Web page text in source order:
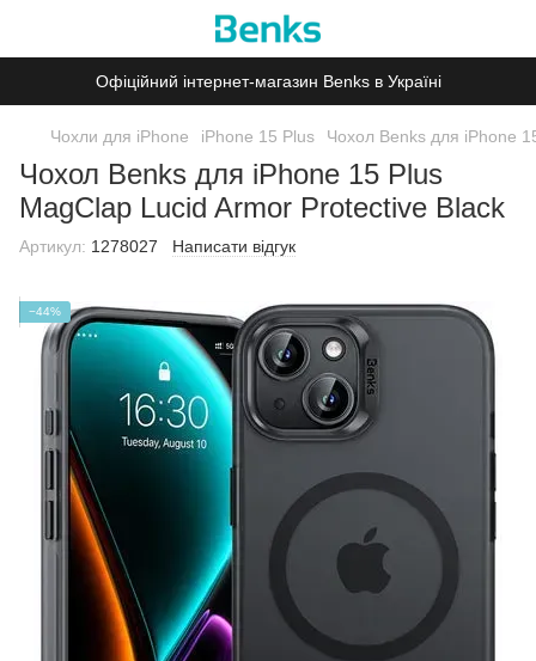
Офіційний інтернет-магазин Benks в Україні
Чохли для iPhone iPhone 15 Plus Чохол Benks для iPhone
Чохол Benks для iPhone 15 Plus
MagClap Lucid Armor Protective Black
Артикул: 1278027 Написати відгук
−44%